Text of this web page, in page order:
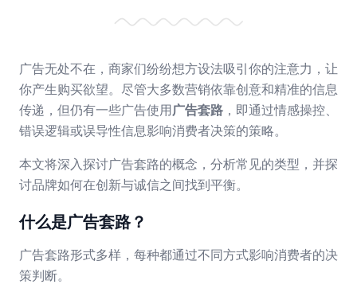
广告无处不在，商家们纷纷想方设法吸引你的注意力，让
你产生购买欲望。尽管大多数营销依靠创意和精准的信息
传递，但仍有一些广告使用广告套路 ，即通过情感操控、
错误逻辑或误导性信息影响消费者决策的策略。
本文将深入探讨广告套路的概念，分析常见的类型，并探
讨品牌如何在创新与诚信之间找到平衡。
什么是广告套路？
广告套路形式多样，每种都通过不同方式影响消费者的决
策判断。